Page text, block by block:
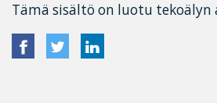
Tämä sisältö on luotu tekoälyn